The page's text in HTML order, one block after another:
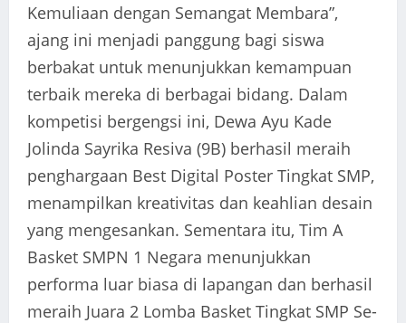
Kemuliaan dengan Semangat Membara”,
ajang ini menjadi panggung bagi siswa
berbakat untuk menunjukkan kemampuan
terbaik mereka di berbagai bidang. Dalam
kompetisi bergengsi ini, Dewa Ayu Kade
Jolinda Sayrika Resiva (9B) berhasil meraih
penghargaan Best Digital Poster Tingkat SMP,
menampilkan kreativitas dan keahlian desain
yang mengesankan. Sementara itu, Tim A
Basket SMPN 1 Negara menunjukkan
performa luar biasa di lapangan dan berhasil
meraih Juara 2 Lomba Basket Tingkat SMP Se-